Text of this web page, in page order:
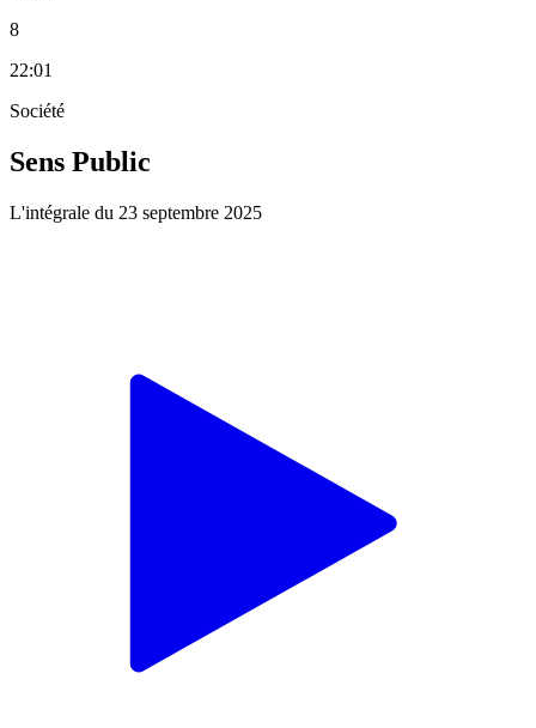
8
22:01
Société
Sens Public
L'intégrale du 23 septembre 2025